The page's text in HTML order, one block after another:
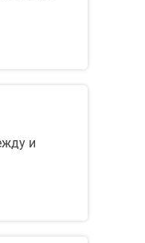
и